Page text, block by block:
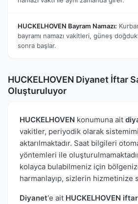
HUCKELHOVEN Bayram Namazı:
bayramı namazı vakitleri, güneş
sonra başlar.
HUCKELHOVEN Diyanet İftar
Oluşturuluyor
HUCKELHOVEN konumuna ait
vakitler, periyodik olarak
aktarılmaktadır. Saat bilgileri
yöntemleri ile
kolayca bulabilmeniz için
harmanlayıp, sizlerin hizmetinize
Diyanet'e ait HUCKELHOVEN